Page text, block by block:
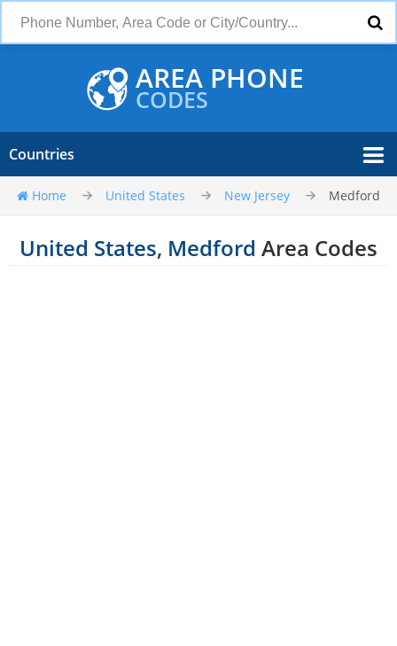
AREA PHONE
CODES
Countries
Home United States New Jersey Medford
United States, Medford Area Codes